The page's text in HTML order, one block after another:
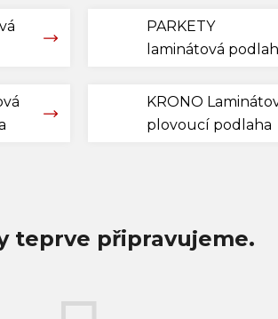
PARKETY
laminátová
KRONO
plovoucí podlaha
teprve připravujeme.